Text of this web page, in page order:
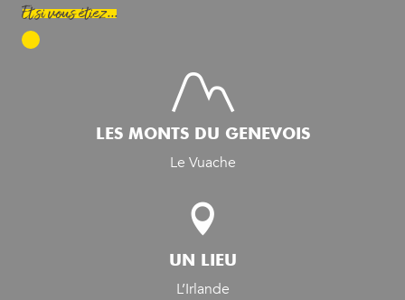
Et si vous étiez...
LES MONTS DU GENEVOIS
Le Vuache
UN LIEU
L’Irlande